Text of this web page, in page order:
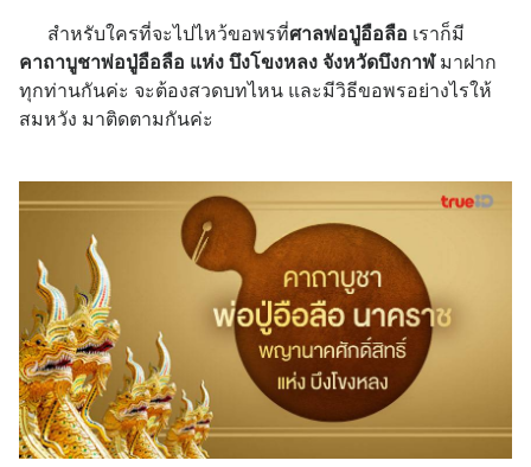
สำหรับใครที่จะไปไหว้ขอพรที่ศาลพ่อปู่อือลือ เราก็มี
คาถาบูชาพ่อปู่อือลือ แห่ง บึงโขงหลง จังหวัดบึงกาฬ มาฝาก
ทุกท่านกันค่ะ จะต้องสวดบทไหน และมีวิธีขอพรอย่างไรให้
สมหวัง มาติดตามกันค่ะ